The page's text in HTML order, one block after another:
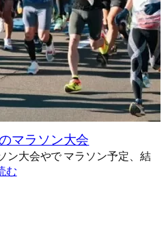
マラソン大会
ン大会やで マラソン予定、結
む